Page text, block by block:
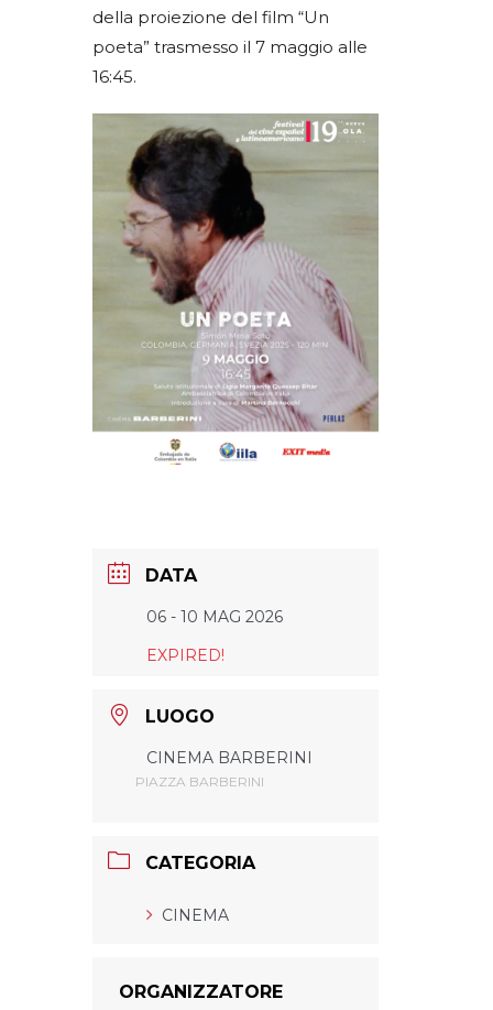
della proiezione del film “Un
poeta” trasmesso il 7 maggio alle
16:45.
DATA
06 - 10 MAG 2026
EXPIRED!
LUOGO
CINEMA BARBERINI
PIAZZA BARBERINI
CATEGORIA
CINEMA
ORGANIZZATORE